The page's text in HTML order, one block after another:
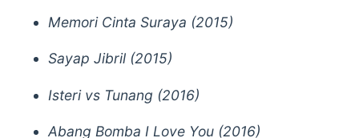
Memori Cinta Suraya (2015)
Sayap Jibril (2015)
Isteri vs Tunang (2016)
Abang Bomba I Love You (2016)